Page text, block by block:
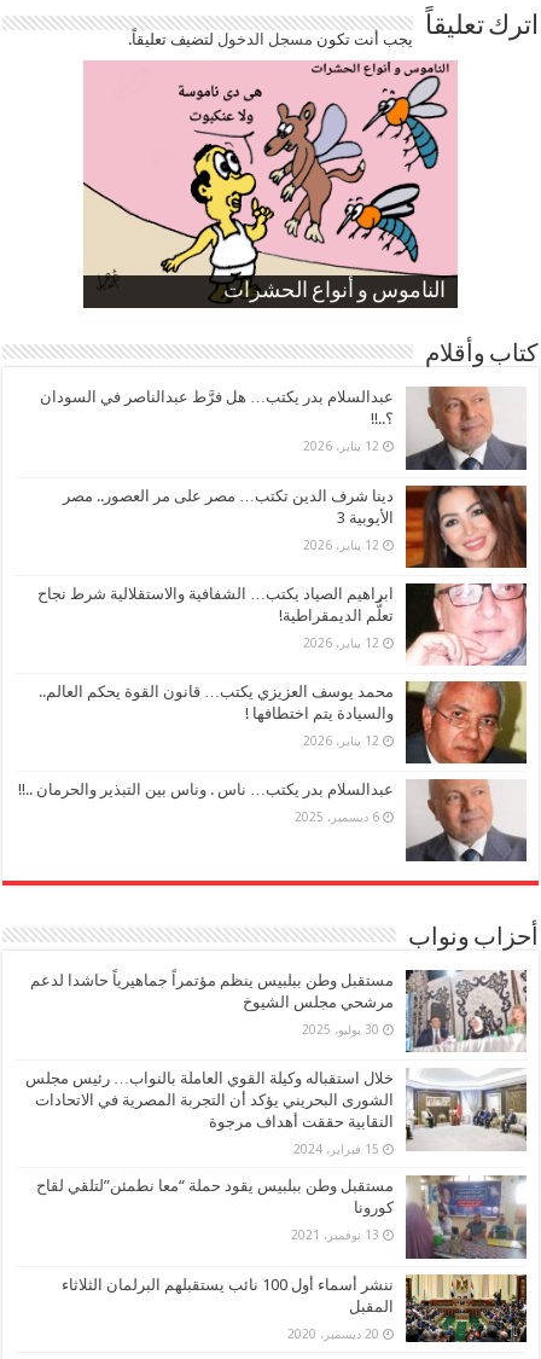
اترك تعليقاً يجب أنت تكون مسجل الدخوللتضيف تعليقاً.
الناموس و أنواع الحشرات
الموظفين بعد ارتفاع الأسعار
ارتفاع نسبة الطلاق في مصر
صورة كاركاتيرية
صورة كاركاتيرية
كتاب وأقلام
عبدالسلام بدر يكتب… هل فرَّط عبدالناصر في السودان
؟..!!
12 يناير، 2026
دينا شرف الدين تكتب… مصر على مر العصور.. مصر
الأيوبية 3
12 يناير، 2026
ابراهيم الصياد يكتب… الشفافية والاستقلالية شرط نجاح
تعلُّم الديمقراطية!
12 يناير، 2026
محمد يوسف العزيزي يكتب… قانون القوة يحكم العالم..
والسيادة يتم اختطافها !
12 يناير، 2026
عبدالسلام بدر يكتب… ناس . وناس بين التبذير والحرمان ..!!
6 ديسمبر، 2025
أحزاب ونواب
مستقبل وطن ببلبيس ينظم مؤتمراً جماهيرياً حاشدا لدعم
مرشحي مجلس الشيوخ
30 يوليو، 2025
خلال استقباله وكيلة القوي العاملة بالنواب… رئيس مجلس
الشورى البحريني يؤكد أن التجربة المصرية في الاتحادات
النقابية حققت أهداف مرجوة
15 فبراير، 2024
مستقبل وطن ببلبيس يقود حملة “معا نطمئن”لتلقي لقاح
كورونا
13 نوفمبر، 2021
ننشر أسماء أول 100 نائب يستقبلهم البرلمان الثلاثاء
المقبل
20 ديسمبر، 2020